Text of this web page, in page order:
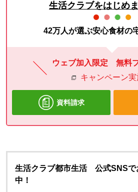
生活クラブをはじめ
42万人が選ぶ安心食材の
ウェブ加入限定 無料
キャンペーン実
資料請求
生活クラブ都市生活 公式SNSで
中！